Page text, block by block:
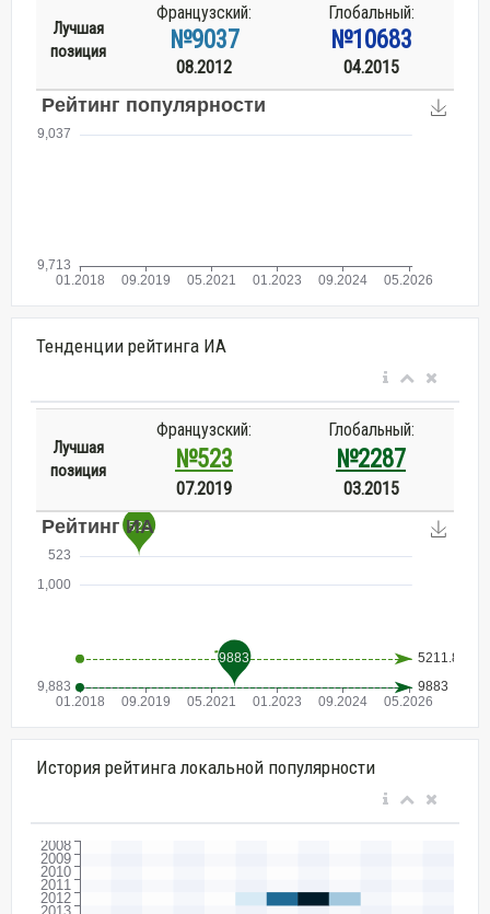
Лучшая
позиция
Французский:
№9037
08.2012
Глобальный:
№10683
04.2015
Тенденции рейтинга ИА
Лучшая
позиция
Французский:
№523
07.2019
Глобальный:
№2287
03.2015
История рейтинга локальной популярности